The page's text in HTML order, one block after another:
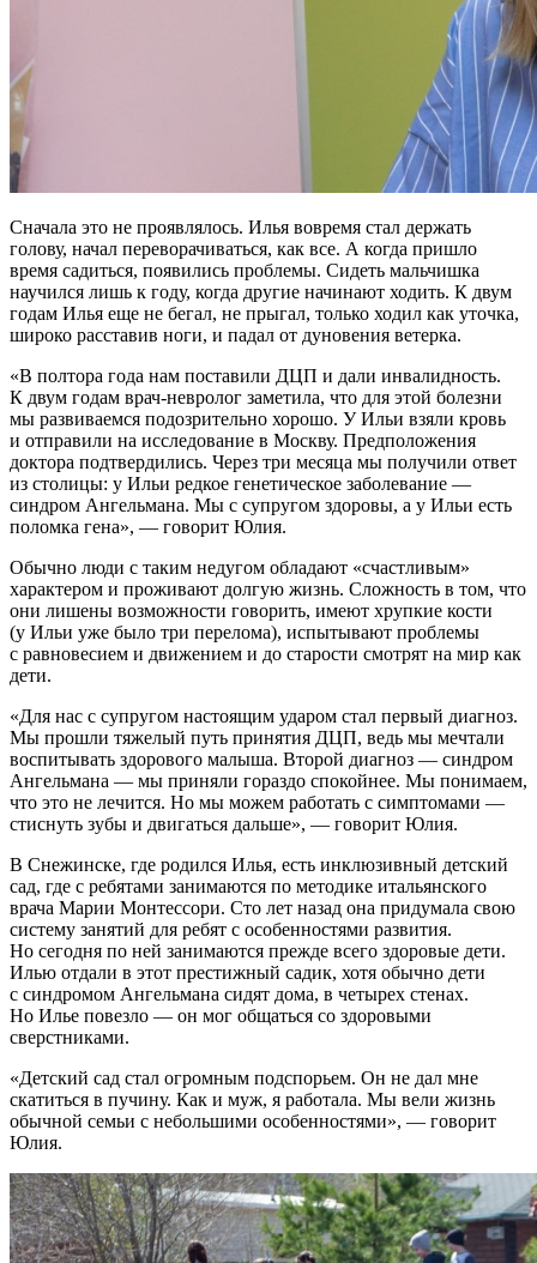
Сначала это не проявлялось. Илья вовремя стал держать
голову, начал переворачиваться, как все. А когда пришло
время садиться, появились проблемы. Сидеть мальчишка
научился лишь к году, когда другие начинают ходить. К двум
годам Илья еще не бегал, не прыгал, только ходил как уточка,
широко расставив ноги, и падал от дуновения ветерка.
«В полтора года нам поставили ДЦП и дали инвалидность.
К двум годам врач-невролог заметила, что для этой болезни
мы развиваемся подозрительно хорошо. У Ильи взяли кровь
и отправили на исследование в Москву. Предположения
доктора подтвердились. Через три месяца мы получили ответ
из столицы: у Ильи редкое генетическое заболевание —
синдром Ангельмана. Мы с супругом здоровы, а у Ильи есть
поломка гена», — говорит Юлия.
Обычно люди с таким недугом обладают «счастливым»
характером и проживают долгую жизнь. Сложность в том, что
они лишены возможности говорить, имеют хрупкие кости
(у Ильи уже было три перелома), испытывают проблемы
с равновесием и движением и до старости смотрят на мир как
дети.
«Для нас с супругом настоящим ударом стал первый диагноз.
Мы прошли тяжелый путь принятия ДЦП, ведь мы мечтали
воспитывать здорового малыша. Второй диагноз — синдром
Ангельмана — мы приняли гораздо спокойнее. Мы понимаем,
что это не лечится. Но мы можем работать с симптомами —
стиснуть зубы и двигаться дальше», — говорит Юлия.
В Снежинске, где родился Илья, есть инклюзивный детский
сад, где с ребятами занимаются по методике итальянского
врача Марии Монтессори. Сто лет назад она придумала свою
систему занятий для ребят с особенностями развития.
Но сегодня по ней занимаются прежде всего здоровые дети.
Илью отдали в этот престижный садик, хотя обычно дети
с синдромом Ангельмана сидят дома, в четырех стенах.
Но Илье повезло — он мог общаться со здоровыми
сверстниками.
«Детский сад стал огромным подспорьем. Он не дал мне
скатиться в пучину. Как и муж, я работала. Мы вели жизнь
обычной семьи с небольшими особенностями», — говорит
Юлия.